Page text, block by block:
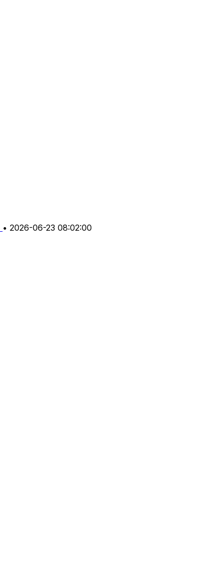
• 2026-06-23 08:02:00